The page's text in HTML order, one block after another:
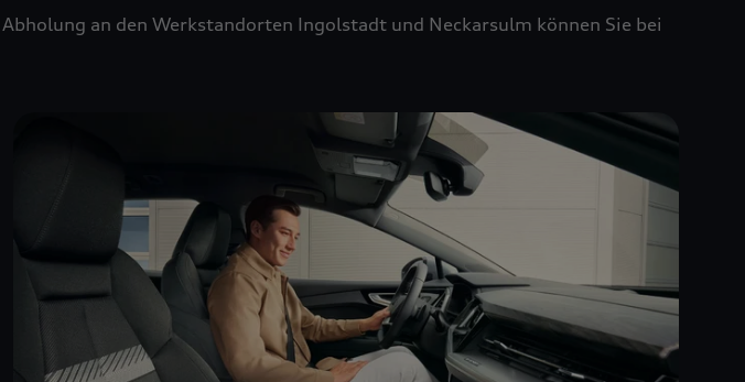
an den Werkstandorten Ingolstadt und Neckarsulm können Sie bei